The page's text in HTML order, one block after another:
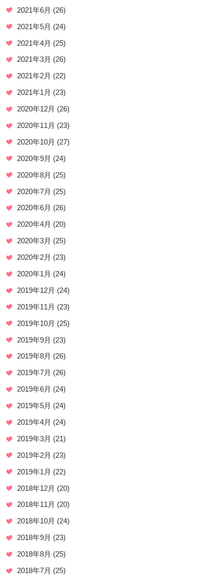
2021年6月 (26)
2021年5月 (24)
2021年4月 (25)
2021年3月 (26)
2021年2月 (22)
2021年1月 (23)
2020年12月 (26)
2020年11月 (23)
2020年10月 (27)
2020年9月 (24)
2020年8月 (25)
2020年7月 (25)
2020年6月 (26)
2020年4月 (20)
2020年3月 (25)
2020年2月 (23)
2020年1月 (24)
2019年12月 (24)
2019年11月 (23)
2019年10月 (25)
2019年9月 (23)
2019年8月 (26)
2019年7月 (26)
2019年6月 (24)
2019年5月 (24)
2019年4月 (24)
2019年3月 (21)
2019年2月 (23)
2019年1月 (22)
2018年12月 (20)
2018年11月 (20)
2018年10月 (24)
2018年9月 (23)
2018年8月 (25)
2018年7月 (25)